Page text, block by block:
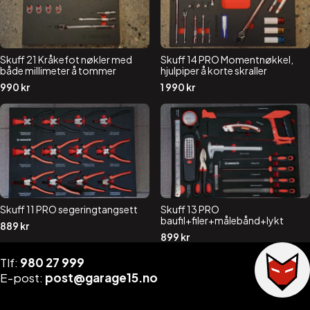
Skuff 21 Kråkefot nøkler med
både millimeter å tommer
990 kr
Skuff 14 PRO Momentnøkkel,
hjulpiper å korte skraller
1 990 kr
Skuff 11 PRO segeringtangsett
889 kr
Skuff 13 PRO
baufil+filer+målebånd+lykt
899 kr
Tlf: 980 27 999
E-post: post@garage15.no